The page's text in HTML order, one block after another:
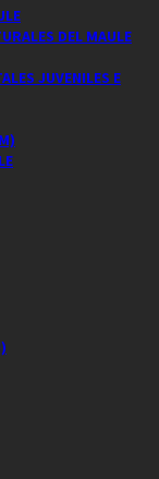
DEL MAULE
JUVENILES E